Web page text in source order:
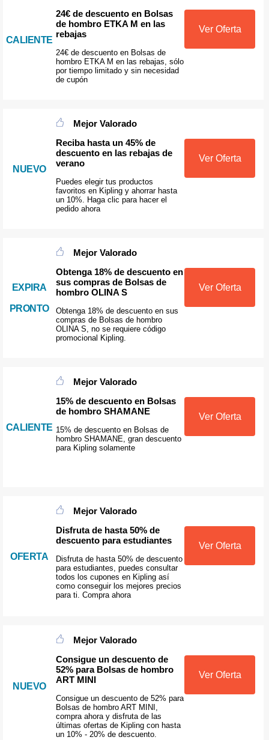
CALIENTE
24€ de descuento en Bolsas
de hombro ETKA M en las
rebajas
24€ de descuento en Bolsas de
hombro ETKA M en las rebajas, sólo
por tiempo limitado y sin necesidad
de cupón
Ver Oferta
NUEVO
Mejor Valorado
Reciba hasta un 45% de
descuento en las rebajas de
verano
Puedes elegir tus productos
favoritos en Kipling y ahorrar hasta
un 10%. Haga clic para hacer el
pedido ahora
Ver Oferta
EXPIRA
PRONTO
Mejor Valorado
Obtenga 18% de descuento en
sus compras de Bolsas de
hombro OLINA S
Obtenga 18% de descuento en sus
compras de Bolsas de hombro
OLINA S, no se requiere código
promocional Kipling.
Ver Oferta
CALIENTE
Mejor Valorado
15% de descuento en Bolsas
de hombro SHAMANE
15% de descuento en Bolsas de
hombro SHAMANE, gran descuento
para Kipling solamente
Ver Oferta
OFERTA
Mejor Valorado
Disfruta de hasta 50% de
descuento para estudiantes
Disfruta de hasta 50% de descuento
para estudiantes, puedes consultar
todos los cupones en Kipling así
como conseguir los mejores precios
para ti. Compra ahora
Ver Oferta
NUEVO
Mejor Valorado
Consigue un descuento de
52% para Bolsas de hombro
ART MINI
Consigue un descuento de 52% para
Bolsas de hombro ART MINI,
compra ahora y disfruta de las
últimas ofertas de Kipling con hasta
un 10% - 20% de descuento.
Ver Oferta